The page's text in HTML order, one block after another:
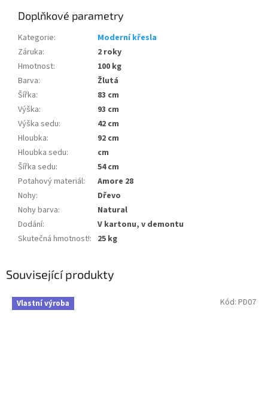
Doplňkové parametry
Kategorie:
Moderní křesla
Záruka:
2 roky
Hmotnost:
100 kg
Barva:
Žlutá
Šířka:
83 cm
Výška:
93 cm
Výška sedu:
42 cm
Hloubka:
92 cm
Hloubka sedu:
cm
Šířka sedu:
54 cm
Potahový materiál:
Amore 28
Nohy:
Dřevo
Nohy barva:
Natural
Dodání:
V kartonu, v demontu
Skutečná hmotnost!: 25 kg
Související produkty
Vlastní výroba Kód: PD07